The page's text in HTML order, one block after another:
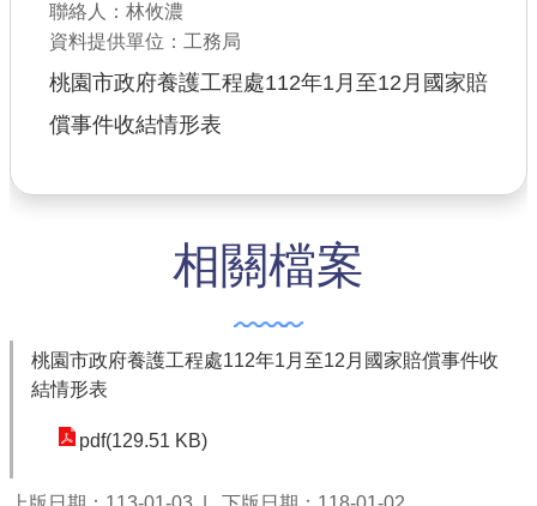
公共工程
回首頁
市政信箱
隱私權政策
網站安全政策
政府網站資料開放宣告
聯絡人：林攸濃
資料提供單位：工務局
桃園市政府養護工程處112年1月至12月國家賠
償事件收結情形表
相關檔案
桃園市政府養護工程處112年1月至12月國家賠償事件收
結情形表
pdf(129.51 KB)